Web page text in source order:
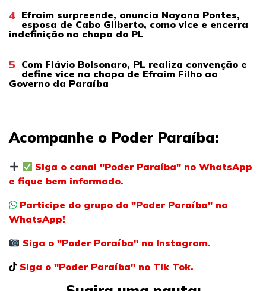
4 Efraim surpreende, anuncia Nayana Pontes,
esposa de Cabo Gilberto, como vice e encerra
indefinição na chapa do PL
5 Com Flávio Bolsonaro, PL realiza convenção e
define vice na chapa de Efraim Filho ao
Governo da Paraíba
Acompanhe o Poder Paraíba:
Siga o canal "Poder Paraíba" no WhatsApp
e fique bem informado.
Participe do grupo do "Poder Paraíba" no
WhatsApp!
Siga o "Poder Paraíba" no Instagram.
Siga o "Poder Paraíba" no Tik Tok.